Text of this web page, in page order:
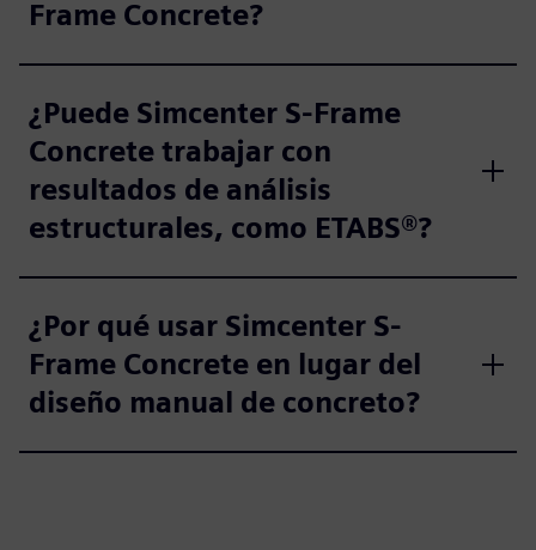
Frame Concrete?
¿Puede Simcenter S-Frame
Concrete trabajar con
resultados de análisis
estructurales, como ETABS®?
¿Por qué usar Simcenter S-
Frame Concrete en lugar del
diseño manual de concreto?